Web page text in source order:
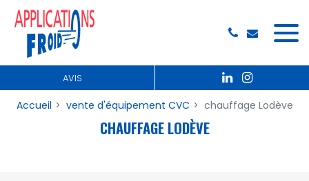
AVIS
Accueil vente d'équipement CVC chauffage Lodève
CHAUFFAGE LODÈVE
Panneau de gestion des cookies